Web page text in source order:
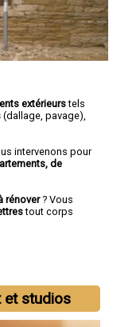
extérieurstels
(dallage, pavage),
intervenons pour
de
rénover? Vous
tout corps
et studios